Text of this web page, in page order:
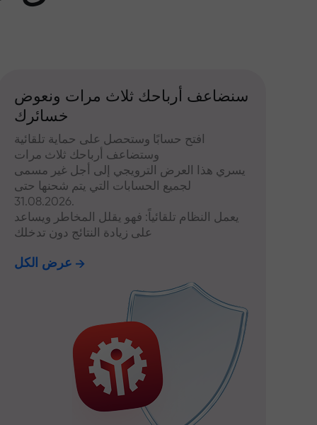
سنضاعف أرباحك ثلاث مرات ونعوض
خسائرك
افتح حسابًا وستحصل على حماية تلقائية
وستضاعف أرباحك ثلاث مرات
يسري هذا العرض الترويجي إلى أجل غير مسمى
لجميع الحسابات التي يتم شحنها حتى
31.08.2026.
يعمل النظام تلقائياً: فهو يقلل المخاطر ويساعد
على زيادة النتائج دون تدخلك
عرض الكل